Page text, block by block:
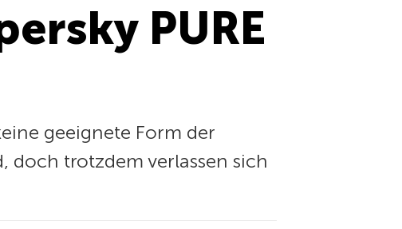
PURE
geeignete Form der
trotzdem verlassen sich